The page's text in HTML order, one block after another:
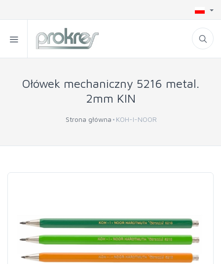
Ołówek mechaniczny 5216 metal.
2mm KIN
Strona główna KOH-I-NOOR